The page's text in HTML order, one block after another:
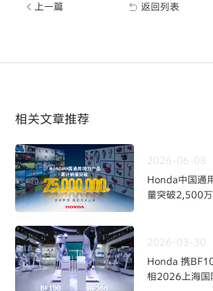
上一篇 返回列表
相关文章推荐
2026-06-08
Honda中国通
量突破2,500
2026-03-30
Honda 携
相2026上海国